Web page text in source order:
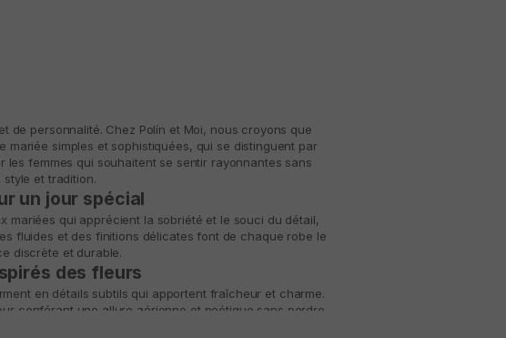
de personnalité. Chez Polín et Moi, nous croyons que
mariée simples et sophistiquées, qui se distinguent par
femmes qui souhaitent se sentir rayonnantes sans
et tradition.
un jour spécial
mariées qui apprécient la sobriété et le souci du détail,
fluides et des finitions délicates font de chaque robe le
discrète et durable.
des fleurs
en détails subtils qui apportent fraîcheur et charme.
conférant une allure aérienne et poétique sans perdre